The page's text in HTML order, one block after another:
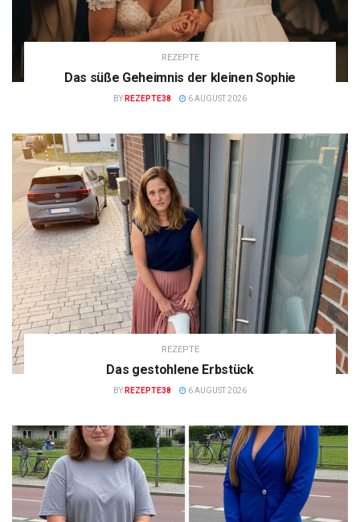
REZEPTE
Das süße Geheimnis der kleinen Sophie
BY REZEPTE38 6 AUGUST 2026
REZEPTE
Das gestohlene Erbstück
BY REZEPTE38 6 AUGUST 2026